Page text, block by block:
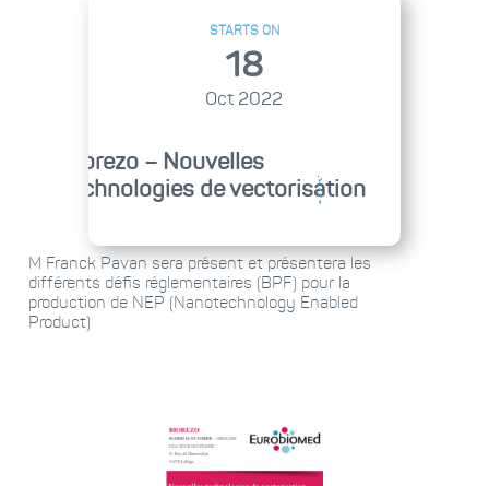
STARTS ON
18
Oct 2022
Biorezo – Nouvelles
technologies de vectorisation
M Franck Pavan sera présent et présentera les
différents défis réglementaires (BPF) pour la
production de NEP (Nanotechnology Enabled
Product)